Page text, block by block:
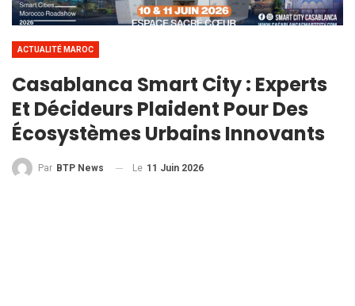
ACTUALITÉ MAROC
Casablanca Smart City : Experts
Et Décideurs Plaident Pour Des
Écosystèmes Urbains Innovants
Par BTP News Le 11 Juin 2026